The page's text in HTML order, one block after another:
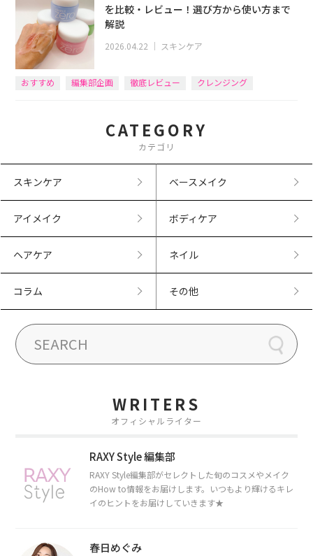
を比較・レビュー！選び方から使い方まで
解説
2026.04.22 ｜ スキンケア
おすすめ 編集部企画 徹底レビュー クレンジング
CATEGORY
カテゴリ
スキンケア ベースメイク
アイメイク ボディケア
ヘアケア ネイル
コラム その他
WRITERS
オフィシャルライター
RAXY Style 編集部
RAXY Style編集部がセレクトした旬のコスメやメイク
のHow to情報をお届けします。いつもより輝けるキレ
イのヒントをお届けしていきます★
春日めぐみ